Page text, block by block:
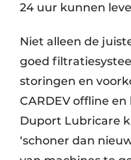
24 uur kunnen
Niet alleen de
goed
storingen en
CARDEV offline
Duport Lubricare
‘schoner dan